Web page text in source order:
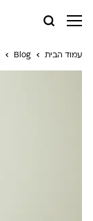
עמוד הבית Blog